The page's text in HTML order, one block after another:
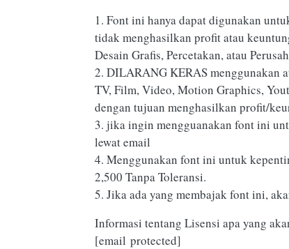
1. Font ini hanya dapat digunakan
tidak menghasilkan profit atau
Desain Grafis, Percetakan, atau
2. DILARANG KERAS menggunakan
TV, Film, Video, Motion Graphics,
dengan tujuan menghasilkan profit/
3. jika ingin mengguanakan font ini
lewat email
4. Menggunakan font ini untuk
2,500 Tanpa Toleransi.
5. Jika ada yang membajak font ini,
Informasi tentang Lisensi apa yang
[email protected]